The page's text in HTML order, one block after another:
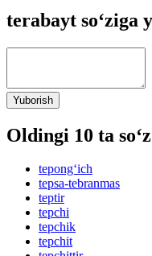
terabayt so‘ziga
Yuborish
Oldingi 10 ta so‘z
tepong‘ich
tepsa-tebranmas
teptir
tepchi
tepchik
tepchit